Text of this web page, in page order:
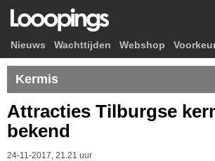
Nieuws Wachttijden Webshop
Kermis
Attracties Tilburgse
bekend
24-11-2017, 21.21 uur